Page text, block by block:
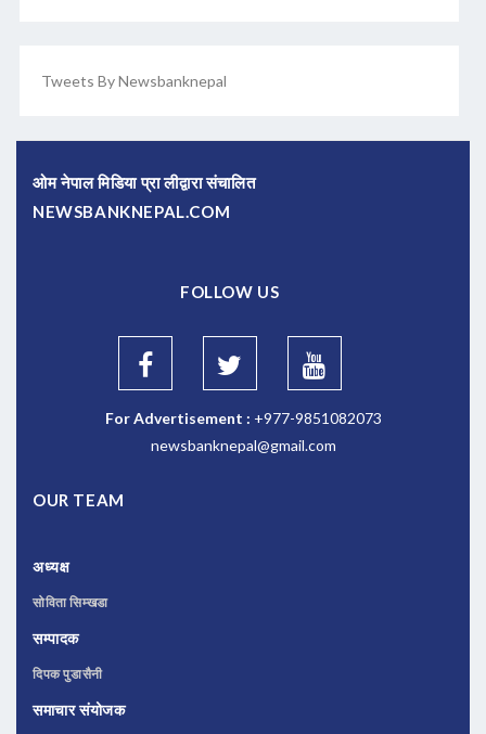
Tweets By Newsbanknepal
ओम नेपाल मिडिया प्रा लीद्वारा संचालित
NEWSBANKNEPAL.COM
FOLLOW US
For Advertisement : +977-9851082073
newsbanknepal@gmail.com
OUR TEAM
अध्यक्ष
सोविता सिम्खडा
सम्पादक
दिपक पुडासैनी
समाचार संयोजक